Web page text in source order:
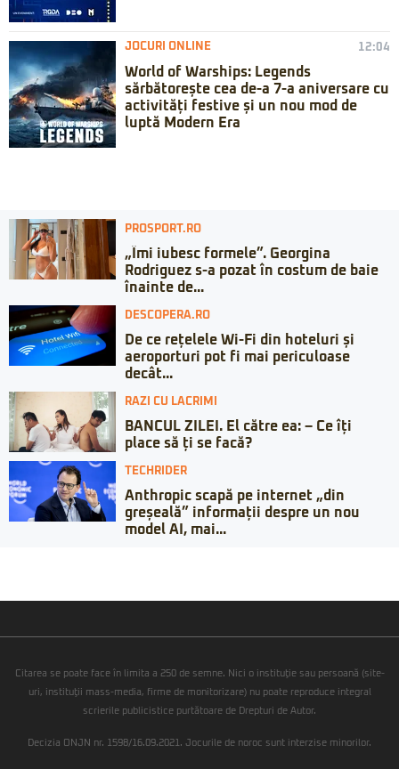
JOCURI ONLINE 12:04
World of Warships: Legends
sărbătorește cea de-a 7-a aniversare cu
activități festive și un nou mod de
luptă Modern Era
PROSPORT.RO
„Îmi iubesc formele”. Georgina
Rodriguez s-a pozat în costum de baie
înainte de...
DESCOPERA.RO
De ce rețelele Wi-Fi din hoteluri și
aeroporturi pot fi mai periculoase
decât...
RAZI CU LACRIMI
BANCUL ZILEI. El către ea: – Ce îți
place să ți se facă?
TECHRIDER
Anthropic scapă pe internet „din
greșeală” informații despre un nou
model AI, mai...
Citarea se poate face în limita a 250 de semne. Nici o instituţie sau persoană (site-
uri, instituţii mass-media, firme de monitorizare) nu poate reproduce integral
scrierile publicistice purtătoare de Drepturi de Autor.
Decizia ONJN nr. 1598/16.09.2021. Jocurile de noroc sunt interzise minorilor.